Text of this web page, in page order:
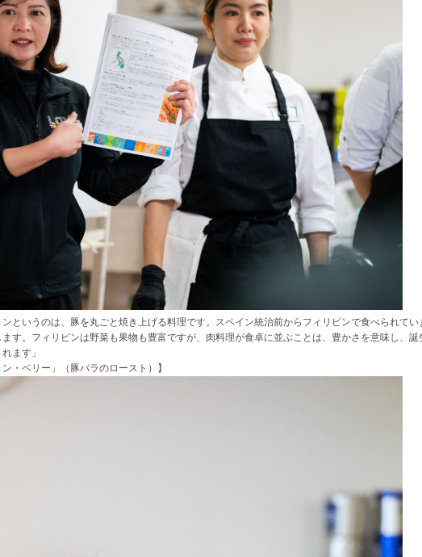
というのは、豚を丸ごと焼き上げる料理です。スペイン統治前からフィリピンで食べられてい
す。フィリピンは野菜も果物も豊富ですが、肉料理が食卓に並ぶことは、豊かさを意味し、誕
ます」
・ベリー」（豚バラのロースト）】